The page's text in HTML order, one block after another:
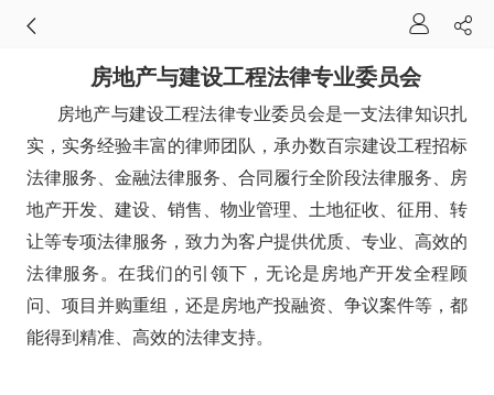
房地产与建设工程法律专业委员会
房地产与建设工程法律专业委员会是一支法律知识扎
实，实务经验丰富的律师团队，承办数百宗建设工程招标
法律服务、金融法律服务、合同履行全阶段法律服务、房
地产开发、建设、销售、物业管理、土地征收、征用、转
让等专项法律服务，致力为客户提供优质、专业、高效的
法律服务。在我们的引领下，无论是房地产开发全程顾
问、项目并购重组，还是房地产投融资、争议案件等，都
能得到精准、高效的法律支持。